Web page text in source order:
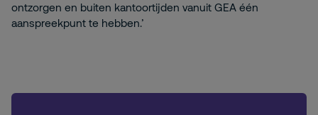
ontzorgen en buiten kantoortijden vanuit GEA één
aanspreekpunt te hebben.’